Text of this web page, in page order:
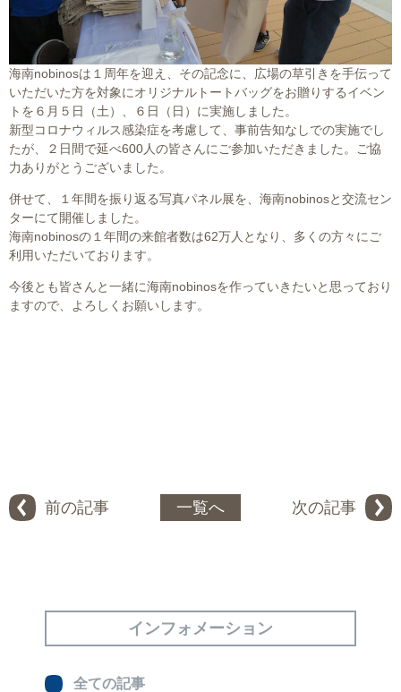
海南nobinosは１周年を迎え、その記念に、広場の草引きを手伝って
いただいた方を対象にオリジナルトートバッグをお贈りするイベン
トを６月５日（土）、６日（日）に実施しました。
新型コロナウィルス感染症を考慮して、事前告知なしでの実施でし
たが、２日間で延べ600人の皆さんにご参加いただきました。ご協
力ありがとうございました。
併せて、１年間を振り返る写真パネル展を、海南nobinosと交流セン
ターにて開催しました。
海南nobinosの１年間の来館者数は62万人となり、多くの方々にご
利用いただいております。
今後とも皆さんと一緒に海南nobinosを作っていきたいと思っており
ますので、よろしくお願いします。
前の記事 一覧へ 次の記事
インフォメーション
全ての記事